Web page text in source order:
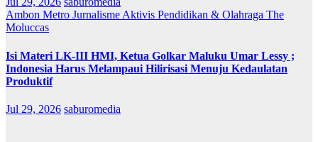
Ambon Metro Jurnalisme Aktivis Pendidikan & Olahraga The
Moluccas
Isi Materi LK-III HMI, Ketua Golkar Maluku Umar Lessy ;
Indonesia Harus Melampaui Hilirisasi Menuju Kedaulatan
Produktif
Jul 29, 2026 saburomedia